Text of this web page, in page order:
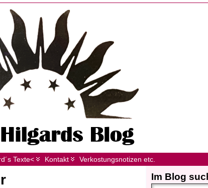
Texte< Kontakt Verkostungsnotizen etc.
Im Blog